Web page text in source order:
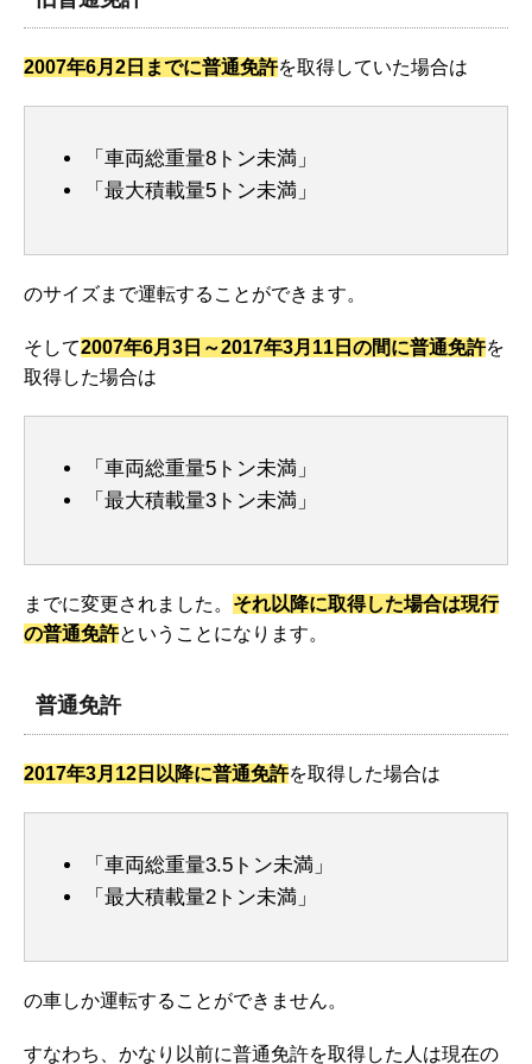
2007年6月2日までに普通免許を取得していた場合は
「車両総重量8トン未満」
「最大積載量5トン未満」
のサイズまで運転することができます。
そして2007年6月3日～2017年3月11日の間に普通免許を
取得した場合は
「車両総重量5トン未満」
「最大積載量3トン未満」
までに変更されました。 それ以降に取得した場合は現行
の普通免許ということになります。
普通免許
2017年3月12日以降に普通免許を取得した場合は
「車両総重量3.5トン未満」
「最大積載量2トン未満」
の車しか運転することができません。
すなわち、かなり以前に普通免許を取得した人は現在の